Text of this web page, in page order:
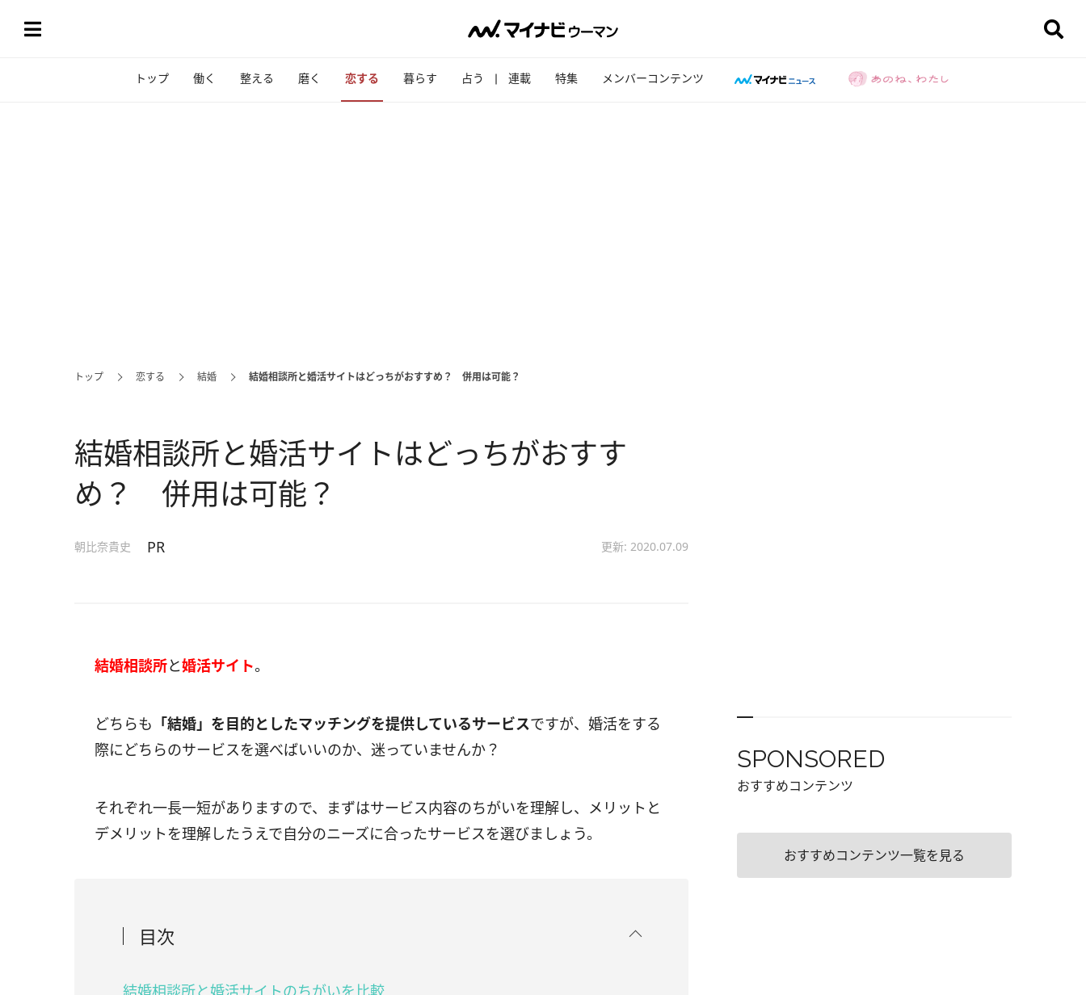
トップ 働く 整える 磨く 恋する 暮らす 占う 連載 特集 メンバーコンテンツ
トップ 恋する 結婚 結婚相談所と婚活サイトはどっちがおすすめ？ 併用は可能？
結婚相談所と婚活サイトはどっちがおすす
め？ 併用は可能？
朝比奈貴史 PR 更新: 2020.07.09
結婚相談所と婚活サイト。
どちらも 「結婚」を目的としたマッチングを提供しているサービスですが、婚活をする
際にどちらのサービスを選べばいいのか、迷っていませんか？
それぞれ一長一短がありますので、まずはサービス内容のちがいを理解し、メリットと
デメリットを理解したうえで自分のニーズに合ったサービスを選びましょう。
目次
結婚相談所と婚活サイトのちがいを比較
SPONSORED
おすすめコンテンツ
おすすめコンテンツ一覧を見る